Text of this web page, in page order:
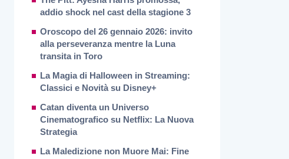
addio shock nel cast della stagione 3
Oroscopo del 26 gennaio 2026: invito
alla perseveranza mentre la Luna
transita in Toro
La Magia di Halloween in Streaming:
Classici e Novità su Disney+
Catan diventa un Universo
Cinematografico su Netflix: La Nuova
Strategia
La Maledizione non Muore Mai: Fine